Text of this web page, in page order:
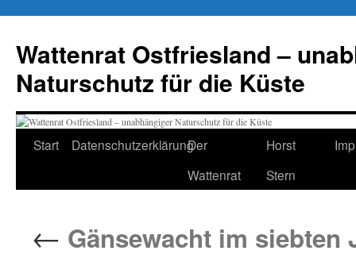
springen
Wattenrat Ostfriesland –
Naturschutz für die Küste
Start DatenschutzerklärungDer
Wattenrat
Horst
Stern
← Gänsewacht im siebten